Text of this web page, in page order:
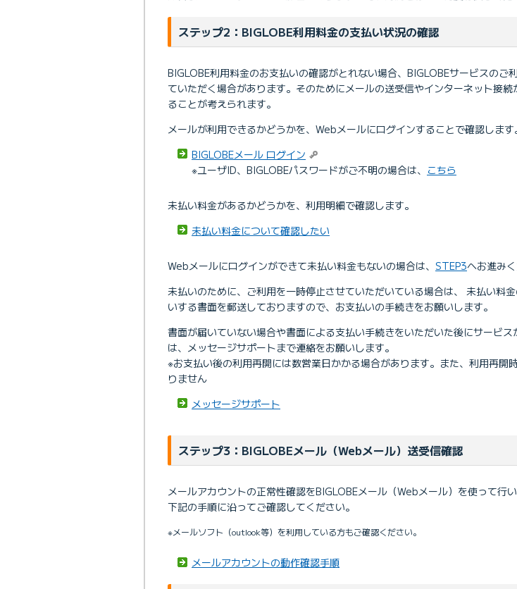
ステップ2：BIGLOBE利用料金の支払い状況の確認
BIGLOBE利用料金のお支払いの確認がとれない場合、BIGLOBEサービスのご
ていただく場合があります。そのためにメールの送受信やインターネット接続
ることが考えられます。
メールが利用できるかどうかを、Webメールにログインすることで確認します
BIGLOBEメール ログイン
※ユーザID、BIGLOBEパスワードがご不明の場合は、 こちら
未払い料金があるかどうかを、利用明細で確認します。
未払い料金について確認したい
Webメールにログインができて未払い料金もないの場合は、 STEP3へお進みく
未払いのために、ご利用を一時停止させていただいている場合は、 未払い料
いする書面を郵送しておりますので、お支払いの手続きをお願いします。
書面が届いていない場合や書面による支払い手続きをいただいた後にサービス
は、メッセージサポートまで連絡をお願いします。
※お支払い後の利用再開には数営業日かかる場合があります。また、利用再開
りません
メッセージサポート
ステップ3：BIGLOBEメール（Webメール）送受信確認
メールアカウントの正常性確認をBIGLOBEメール（Webメール）を使って行い
下記の手順に沿ってご確認してください。
※メールソフト（outlook等）を利用している方もご確認ください。
メールアカウントの動作確認手順